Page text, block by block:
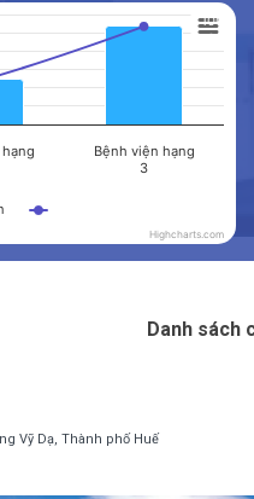
values, and values.
Bệnh viện hạng
3
80
100
Highcharts.com
Danh sách
Vỹ Dạ, Thành phố Huế